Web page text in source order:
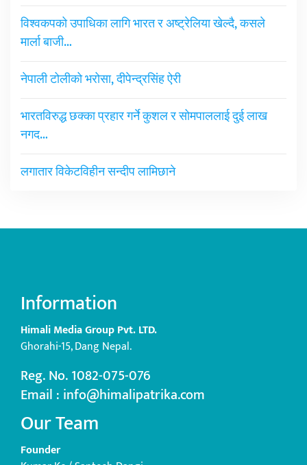
विश्वकपको उपाधिका लागि भारत र अष्ट्रेलिया खेल्दै, कसले
मार्ला बाजी…
नेपाली टोलीको भरोसा, दीपेन्द्रसिंह ऐरी
भारतविरुद्ध छक्का प्रहार गर्ने कुशल र सोमपाललाई दुई लाख
नगद…
लगातार विकेटविहीन सन्दीप लामिछाने
Information
Himali Media Group Pvt. LTD.
Ghorahi-15, Dang Nepal.
Reg. No. 1082-075-076
Email : info@himalipatrika.com
Our Team
Founder